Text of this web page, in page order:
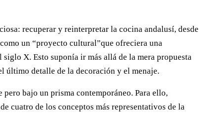
recuperar y reinterpretar la cocina andalusí, desde
un “proyecto cultural”que ofreciera una
X. Esto suponía ir más allá de la mera propuesta
último detalle de la decoración y el menaje.
bajo un prisma contemporáneo. Para ello,
cuatro de los conceptos más representativos de la